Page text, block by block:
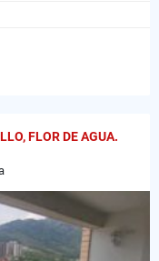
FLOR DE AGUA.